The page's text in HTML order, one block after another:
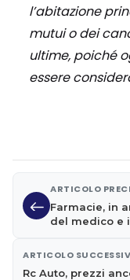
l’abitazione
mutui o dei
ultime, poiché
essere
ARTICOLO
Farmacie, in
del medico e
ARTICOLO
Rc Auto, prezzi